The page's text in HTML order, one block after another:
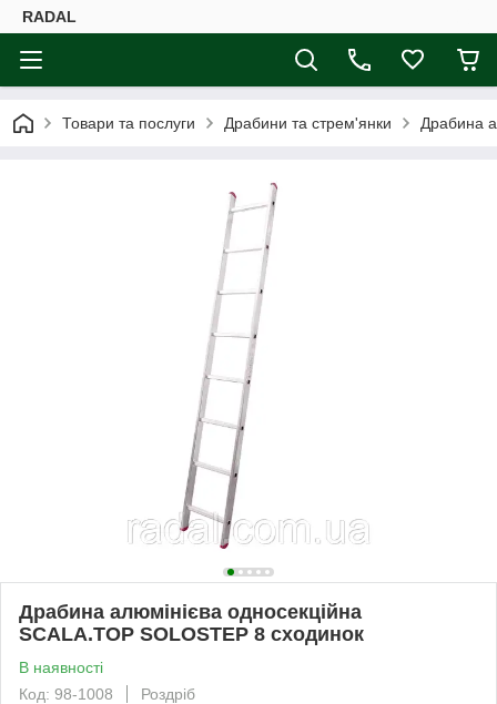
RADAL
Товари та послуги Драбини та стрем'янки Драбина
Драбина алюмінієва односекційна
SCALA.TOP SOLOSTEP 8 сходинок
В наявності
Код: 98-1008
Роздріб